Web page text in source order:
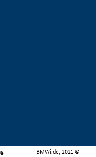
BMWi.de, 2021 ©